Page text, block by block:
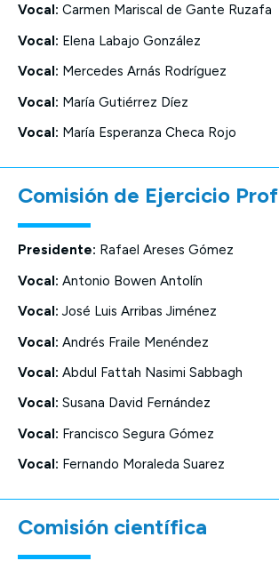
Vocal: Carmen Mariscal de Gante Ruzafa
Vocal: Elena Labajo González
Vocal: Mercedes Arnás Rodríguez
Vocal: María Gutiérrez Díez
Vocal: María Esperanza Checa Rojo
Comisión de Ejercicio
Presidente: Rafael Areses Gómez
Vocal: Antonio Bowen Antolín
Vocal: José Luis Arribas Jiménez
Vocal: Andrés Fraile Menéndez
Vocal: Abdul Fattah Nasimi Sabbagh
Vocal: Susana David Fernández
Vocal: Francisco Segura Gómez
Vocal: Fernando Moraleda Suarez
Comisión científica